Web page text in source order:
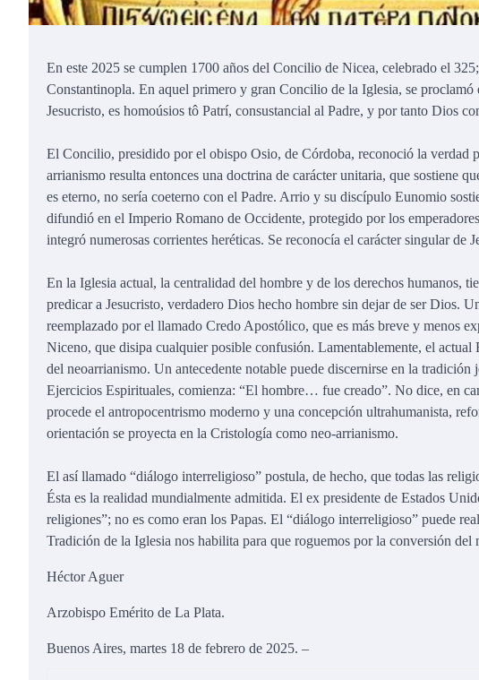
En este 2025 se cumplen 1700 años del Concilio de Nicea, celebrado el
Constantinopla. En aquel primero y gran Concilio de la Iglesia, se
Jesucristo, es homoúsios tô Patrí, consustancial al Padre, y por tanto Dios
El Concilio, presidido por el obispo Osio, de Córdoba, reconoció la
arrianismo resulta entonces una doctrina de carácter unitaria, que sostiene
es eterno, no sería coeterno con el Padre. Arrio y su discípulo Eunomio
difundió en el Imperio Romano de Occidente, protegido por los
integró numerosas corrientes heréticas. Se reconocía el carácter singular de
En la Iglesia actual, la centralidad del hombre y de los derechos humanos,
predicar a Jesucristo, verdadero Dios hecho hombre sin dejar de ser Dios.
reemplazado por el llamado Credo Apostólico, que es más breve y menos
Niceno, que disipa cualquier posible confusión. Lamentablemente, el
del neoarrianismo. Un antecedente notable puede discernirse en la
Ejercicios Espirituales, comienza: “El hombre… fue creado”. No dice, en
procede el antropocentrismo moderno y una concepción ultrahumanista,
orientación se proyecta en la Cristología como neo-arrianismo.
El así llamado “diálogo interreligioso” postula, de hecho, que todas las
Ésta es la realidad mundialmente admitida. El ex presidente de Estados
religiones”; no es como eran los Papas. El “diálogo interreligioso” puede
Tradición de la Iglesia nos habilita para que roguemos por la conversión del
Héctor Aguer
Arzobispo Emérito de La Plata.
Buenos Aires, martes 18 de febrero de 2025. –